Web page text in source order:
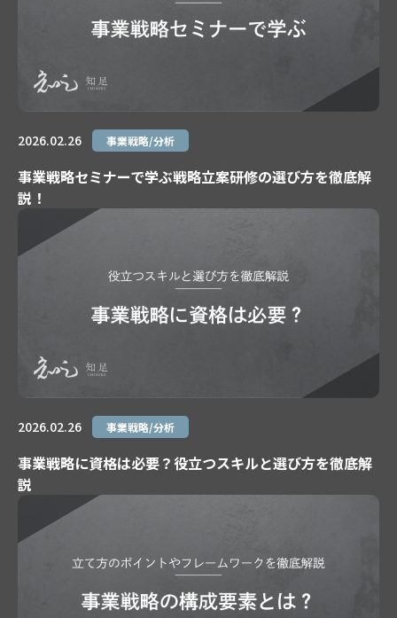
2026.02.26 事業戦略/分析
事業戦略セミナーで学ぶ戦略立案研修の選び方を徹底解
説！
2026.02.26 事業戦略/分析
事業戦略に資格は必要？役立つスキルと選び方を徹底解
説